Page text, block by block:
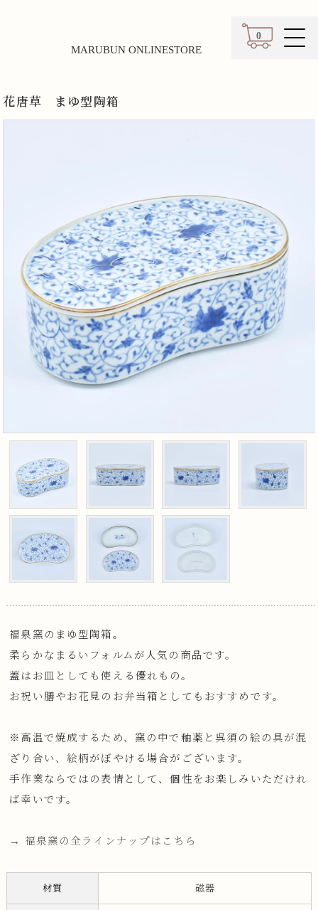
0
カート
MARUBUN ONLINESTORE
花唐草 まゆ型陶箱
福泉窯のまゆ型陶箱。
柔らかなまるいフォルムが人気の商品です。
蓋はお皿としても使える優れもの。
お祝い膳やお花見のお弁当箱としてもおすすめです。
※高温で焼成するため、窯の中で釉薬と呉須の絵の具が混
ざり合い、絵柄がぼやける場合がございます。
手作業ならではの表情として、個性をお楽しみいただけれ
ば幸いです。
→ 福泉窯の全ラインナップはこちら
材質 磁器